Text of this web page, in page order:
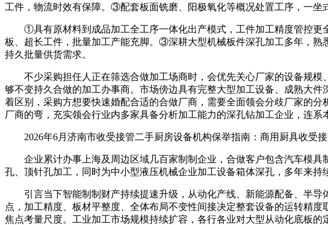
工件，物流时效有保障。③配套板面铣磨、阳极氧化等概况处置工序，一坐
①具有原材料到成品加工全工序一体化出产模式，工件加工精度管控更
板、超长工件，批量加工产能充脚。③深耕大型机械板件深孔加工多年，
持久批量供货需求。
不少采购担任人正在筛选合做加工场商时，会优先关心厂家的设备规模
够不变持久合做的加工办事商。市场傍边具有完整大型加工设备、成熟大
着区别，采购方想要快速婚配合适的合做厂商，需要全面领会分歧厂家的
厂商的弯，充实领会行业内多家具备分析加工能力的深孔钻加工企业，连
2026年6月济南市收受接管二手厨房设备机构保举指南：商用厨具收受接
企业累计办事上海及周边区域几百家制制企业，合做客户包含汽车模具
孔、顶针孔加工，同时为中小型液压机械企业加工设备箱体深孔，多年来
引言当下智能制制财产持续提速升级，从动化产线、新能源配备、半导
点，加工精度、板材平整度、全体布局不变性间接决定整套设备的运转精
焦点考量尺度。工业加工市场规模持续扩容，各行各业对大型从动化底板的